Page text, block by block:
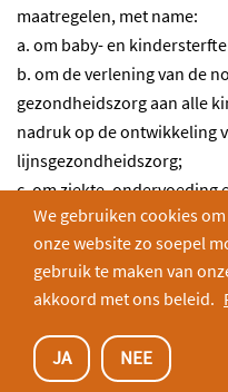
maatregelen, met name:
a. om baby- en
b. om de verlening van de
gezondheidszorg aan alle
nadruk op de ontwikkeling
lijnsgezondheidszorg;
c. om ziekte, ondervoeding
mede binnen het kader
door onder andere het
beschikbare technologie
voldoende
en risico's van
d. om passende pre- en
We gebruiken cookies
onze website zo soepel
gebruik te maken van
akkoord met ons beleid.
JA NEE